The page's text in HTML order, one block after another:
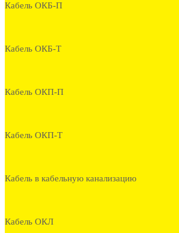
Кабель ОКБ-П
Кабель ОКБ-Т
Кабель ОКП-П
Кабель ОКП-Т
Кабель в кабельную канализацию
Кабель ОКЛ